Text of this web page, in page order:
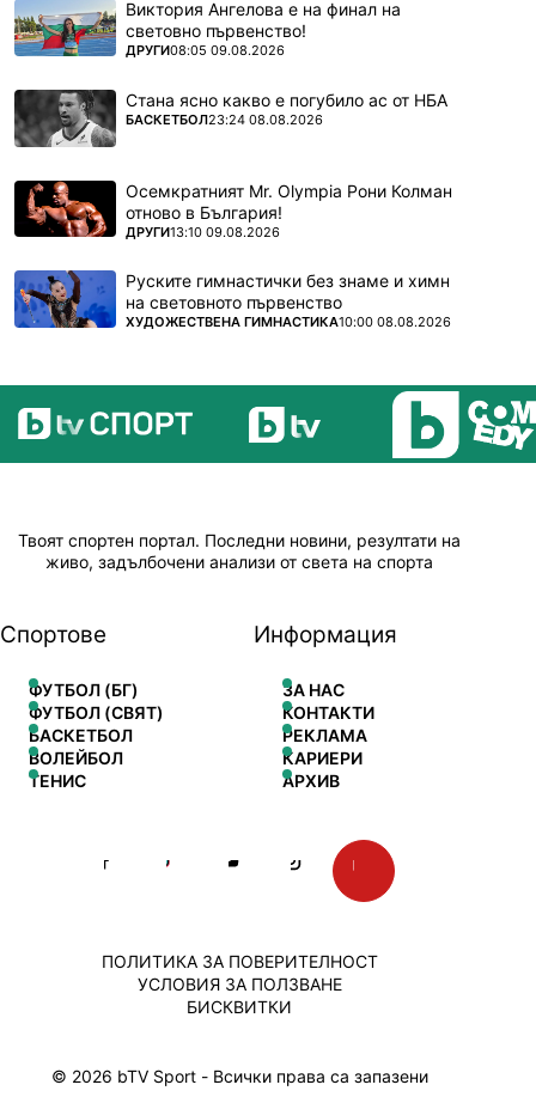
Виктория Ангелова е на финал на
световно първенство!
ПОВЕЧЕ ОТ
ДРУГИ08:05 09.08.2026
Стана ясно какво е погубило ас от НБА
ПОВЕЧЕ ОТ
БАСКЕТБОЛ23:24 08.08.2026
Осемкратният Mr. Olympia Рони Колман
отново в България!
ПОВЕЧЕ ОТ
ДРУГИ13:10 09.08.2026
Руските гимнастички без знаме и химн
на световното първенство
ПОВЕЧЕ ОТ
ХУДОЖЕСТВЕНА ГИМНАСТИКА10:00 08.08.2026
Твоят спортен портал. Последни новини, резултати на
живо, задълбочени анализи от света на спорта
Спортове
ФУТБОЛ (БГ)
ФУТБОЛ (СВЯТ)
БАСКЕТБОЛ
ВОЛЕЙБОЛ
ТЕНИС
Информация
ЗА НАС
КОНТАКТИ
РЕКЛАМА
КАРИЕРИ
АРХИВ
© 2026 bTV Sport - Всички права са запазени
ПОЛИТИКА ЗА ПОВЕРИТЕЛНОСТ
УСЛОВИЯ ЗА ПОЛЗВАНЕ
БИСКВИТКИ